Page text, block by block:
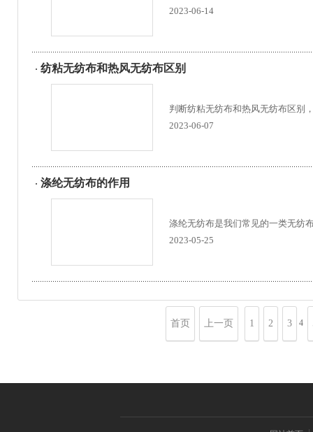
2023-06-14
纺粘无纺布和热风无纺布区别
判断纺粘无纺布和热风无纺布区别
2023-06-07
涤纶无纺布的作用
涤纶无纺布是我们常见的一类无纺
2023-05-25
首页 上一页 1 2 3 4